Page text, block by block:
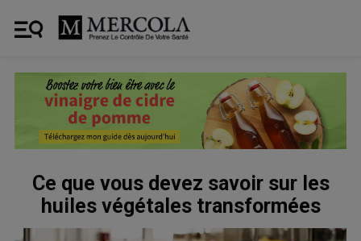
Ce que vous devez savoir sur les
huiles végétales transformées